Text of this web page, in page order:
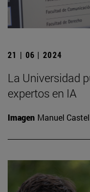
21 | 06 | 2024
La Universidad
expertos en IA
Imagen Manuel